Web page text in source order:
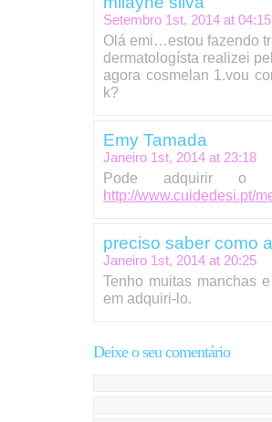
Setembro 1st, 2014 at 04:15
Olá emi…estou fazendo
dermatologísta realizei
agora cosmelan 1.vou
k?
Emy Tamada
Janeiro 1st, 2014 at 23:18
Pode adquirir o
http://www.cuidedesi.pt/
preciso saber como
Janeiro 1st, 2014 at 20:25
Tenho muitas manchas
em adquiri-lo.
Deixe o seu comentário